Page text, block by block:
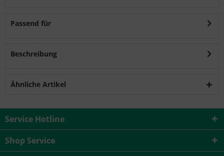
Passend für
Beschreibung
Ähnliche Artikel
Service Hotline
Shop Service